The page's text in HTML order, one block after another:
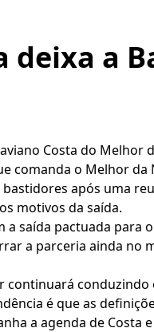
deixa a
Costa do Melhor
comanda o Melhor
após uma
motivos da saída.
a saída pactuada
a parceria ainda no
continuará
é que as
a agenda de